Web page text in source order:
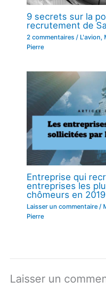
9 secrets sur la
recrutement de
2 commentaires / L'avion,
Pierre
Entreprise qui
entreprises les
chômeurs en 2019
Laisser un commentaire /
Pierre
Laisser un